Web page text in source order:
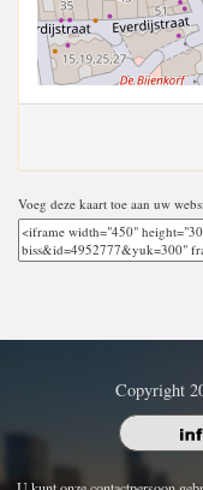
Voeg deze kaart toe aan uw
Copyright